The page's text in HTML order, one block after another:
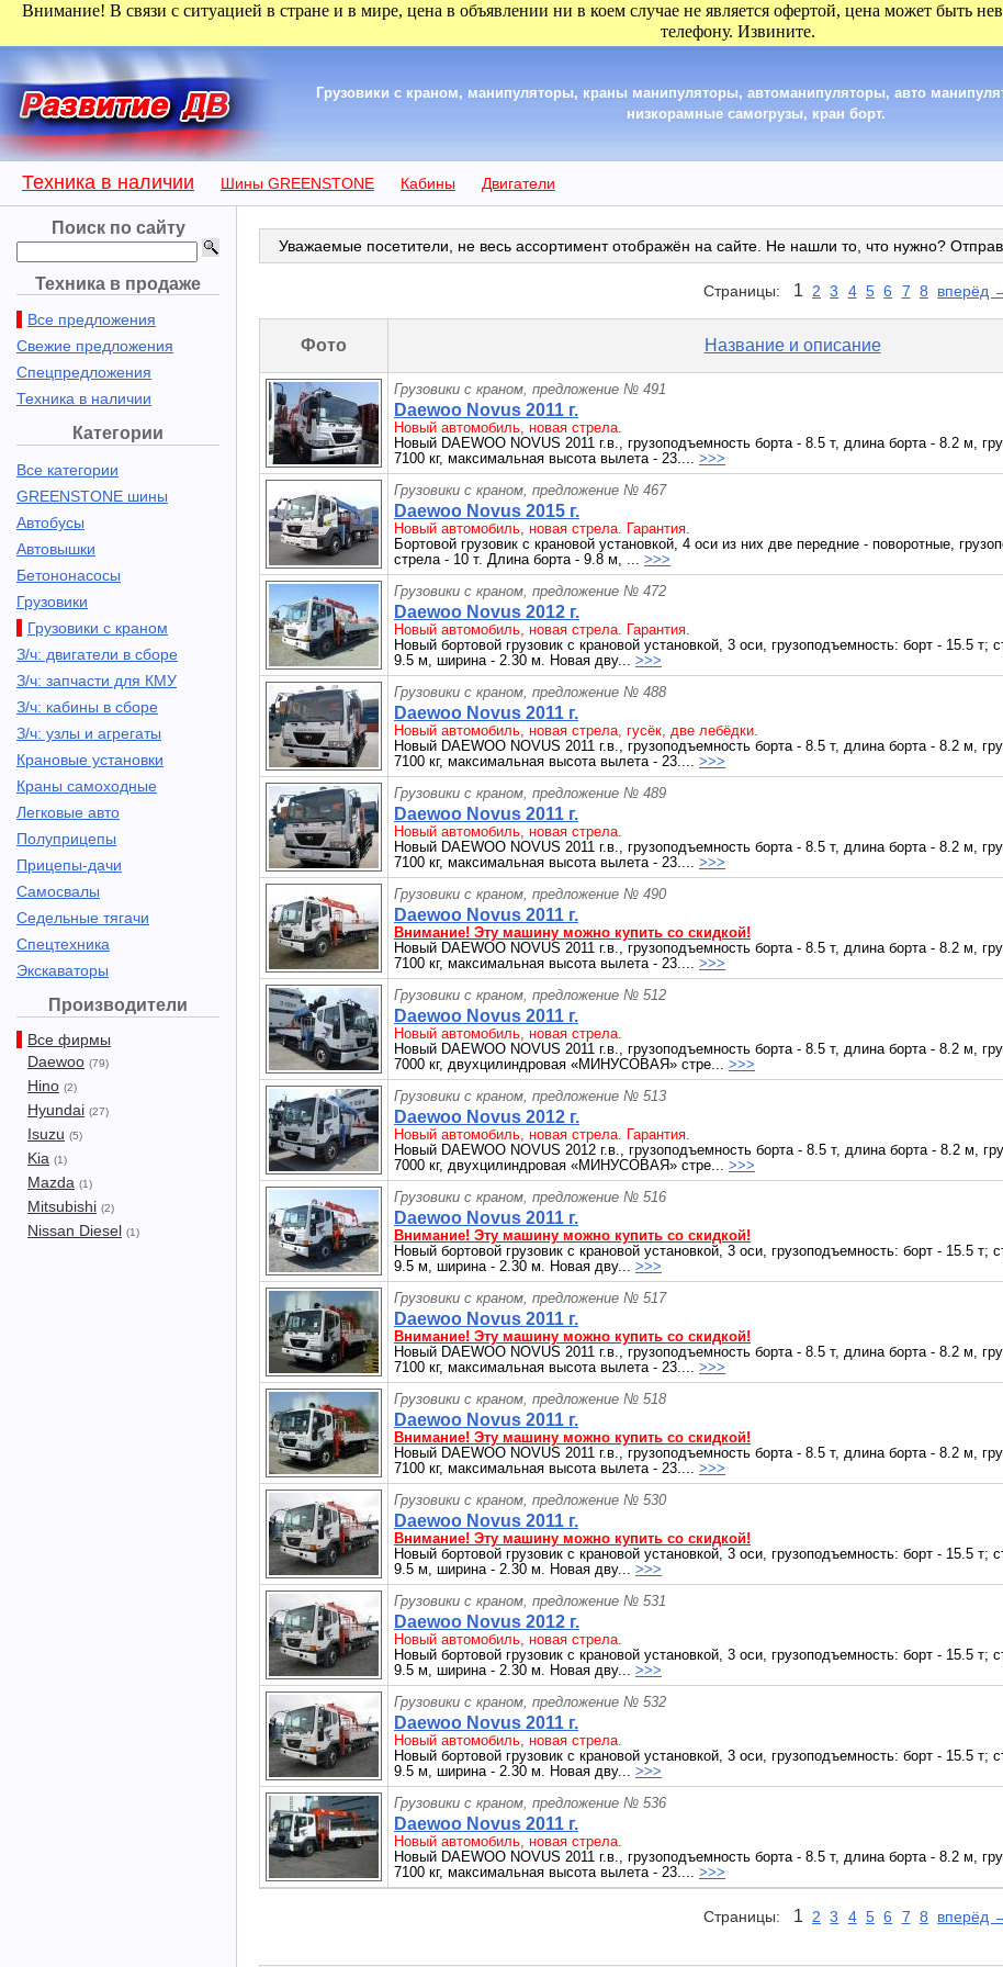
Внимание! В связи с ситуацией в стране и в мире, цена в объявлении ни в коем случае не является офертой, цена может быть
телефону. Извините.
Грузовики с краном, манипуляторы, краны манипуляторы, автоманипуляторы, авто
низкорамные самогрузы, кран борт.
Техника в наличии Шины GREENSTONE Кабины Двигатели
Поиск по сайту
Техника в продаже
Все предложения
Свежие предложения
Спецпредложения
Техника в наличии
Категории
Все категории
GREENSTONE шины
Автобусы
Автовышки
Бетононасосы
Грузовики
Грузовики с краном
З/ч: двигатели в сборе
З/ч: запчасти для КМУ
З/ч: кабины в сборе
З/ч: узлы и агрегаты
Крановые установки
Краны самоходные
Легковые авто
Полуприцепы
Прицепы-дачи
Самосвалы
Седельные тягачи
Спецтехника
Экскаваторы
Производители
Все фирмы
Daewoo (79)
Hino (2)
Hyundai (27)
Isuzu (5)
Kia (1)
Mazda (1)
Mitsubishi (2)
Nissan Diesel (1)
Уважаемые посетители, не весь ассортимент отображён на сайте. Не нашли то, что нужно?
Страницы: 1 2 3 4 5 6 7 8 вперёд
Фото Название и описание
Грузовики с краном, предложение № 491
Daewoo Novus 2011 г.
Новый автомобиль, новая стрела.
Новый DAEWOO NOVUS 2011 г.в., грузоподъемность борта - 8.5 т, длина борта - 8.2 м,
7100 кг, максимальная высота вылета - 23.... >>>
Грузовики с краном, предложение № 467
Daewoo Novus 2015 г.
Новый автомобиль, новая стрела. Гарантия.
Бортовой грузовик с крановой установкой, 4 оси из них две передние - поворотные,
стрела - 10 т. Длина борта - 9.8 м, ... >>>
Грузовики с краном, предложение № 472
Daewoo Novus 2012 г.
Новый автомобиль, новая стрела. Гарантия.
Новый бортовой грузовик с крановой установкой, 3 оси, грузоподъемность: борт - 15.5 т;
9.5 м, ширина - 2.30 м. Новая дву... >>>
Грузовики с краном, предложение № 488
Daewoo Novus 2011 г.
Новый автомобиль, новая стрела, гусёк, две лебёдки.
Новый DAEWOO NOVUS 2011 г.в., грузоподъемность борта - 8.5 т, длина борта - 8.2 м,
7100 кг, максимальная высота вылета - 23.... >>>
Грузовики с краном, предложение № 489
Daewoo Novus 2011 г.
Новый автомобиль, новая стрела.
Новый DAEWOO NOVUS 2011 г.в., грузоподъемность борта - 8.5 т, длина борта - 8.2 м,
7100 кг, максимальная высота вылета - 23.... >>>
Грузовики с краном, предложение № 490
Daewoo Novus 2011 г.
Внимание! Эту машину можно купить со скидкой!
Новый DAEWOO NOVUS 2011 г.в., грузоподъемность борта - 8.5 т, длина борта - 8.2 м,
7100 кг, максимальная высота вылета - 23.... >>>
Грузовики с краном, предложение № 512
Daewoo Novus 2011 г.
Новый автомобиль, новая стрела.
Новый DAEWOO NOVUS 2011 г.в., грузоподъемность борта - 8.5 т, длина борта - 8.2 м,
7000 кг, двухцилиндровая «МИНУСОВАЯ» стре... >>>
Грузовики с краном, предложение № 513
Daewoo Novus 2012 г.
Новый автомобиль, новая стрела. Гарантия.
Новый DAEWOO NOVUS 2012 г.в., грузоподъемность борта - 8.5 т, длина борта - 8.2 м,
7000 кг, двухцилиндровая «МИНУСОВАЯ» стре... >>>
Грузовики с краном, предложение № 516
Daewoo Novus 2011 г.
Внимание! Эту машину можно купить со скидкой!
Новый бортовой грузовик с крановой установкой, 3 оси, грузоподъемность: борт - 15.5 т;
9.5 м, ширина - 2.30 м. Новая дву... >>>
Грузовики с краном, предложение № 517
Daewoo Novus 2011 г.
Внимание! Эту машину можно купить со скидкой!
Новый DAEWOO NOVUS 2011 г.в., грузоподъемность борта - 8.5 т, длина борта - 8.2 м,
7100 кг, максимальная высота вылета - 23.... >>>
Грузовики с краном, предложение № 518
Daewoo Novus 2011 г.
Внимание! Эту машину можно купить со скидкой!
Новый DAEWOO NOVUS 2011 г.в., грузоподъемность борта - 8.5 т, длина борта - 8.2 м,
7100 кг, максимальная высота вылета - 23.... >>>
Грузовики с краном, предложение № 530
Daewoo Novus 2011 г.
Внимание! Эту машину можно купить со скидкой!
Новый бортовой грузовик с крановой установкой, 3 оси, грузоподъемность: борт - 15.5 т;
9.5 м, ширина - 2.30 м. Новая дву... >>>
Грузовики с краном, предложение № 531
Daewoo Novus 2012 г.
Новый автомобиль, новая стрела.
Новый бортовой грузовик с крановой установкой, 3 оси, грузоподъемность: борт - 15.5 т;
9.5 м, ширина - 2.30 м. Новая дву... >>>
Грузовики с краном, предложение № 532
Daewoo Novus 2011 г.
Новый автомобиль, новая стрела.
Новый бортовой грузовик с крановой установкой, 3 оси, грузоподъемность: борт - 15.5 т;
9.5 м, ширина - 2.30 м. Новая дву... >>>
Грузовики с краном, предложение № 536
Daewoo Novus 2011 г.
Новый автомобиль, новая стрела.
Новый DAEWOO NOVUS 2011 г.в., грузоподъемность борта - 8.5 т, длина борта - 8.2 м,
7100 кг, максимальная высота вылета - 23.... >>>
Страницы: 1 2 3 4 5 6 7 8 вперёд